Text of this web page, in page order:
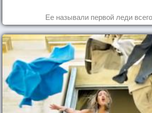
Ее называли первой леди